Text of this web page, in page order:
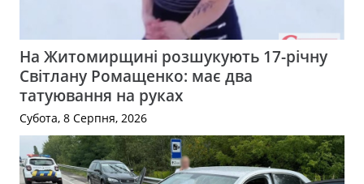
На Житомирщині розшукують 17-річну
Світлану Ромащенко: має два
татуювання на руках
Субота, 8 Серпня, 2026